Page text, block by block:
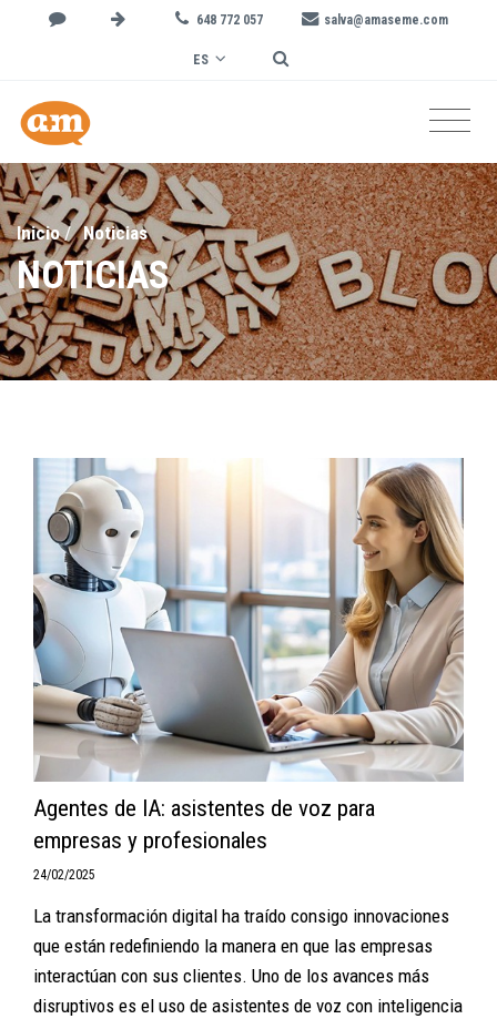
648 772 057 salva@amaseme.com
ES
Inicio / Noticias
NOTICIAS
Agentes de IA: asistentes de voz para
empresas y profesionales
24/02/2025
La transformación digital ha traído consigo innovaciones
que están redefiniendo la manera en que las empresas
interactúan con sus clientes. Uno de los avances más
disruptivos es el uso de asistentes de voz con inteligencia